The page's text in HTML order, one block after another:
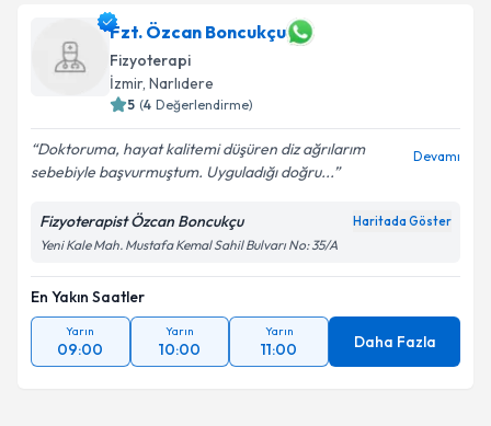
Fzt. Özcan Boncukçu
Fizyoterapi
İzmir, Narlıdere
5 (4 Değerlendirme)
Doktoruma, hayat kalitemi düşüren diz ağrılarım
sebebiyle başvurmuştum. Uyguladığı doğru...
Devamı
Fizyoterapist Özcan Boncukçu Haritada Göster
Yeni Kale Mah. Mustafa Kemal Sahil Bulvarı No: 35/A
En Yakın Saatler
Yarın
09:00
Yarın
10:00
Yarın
11:00 Daha Fazla